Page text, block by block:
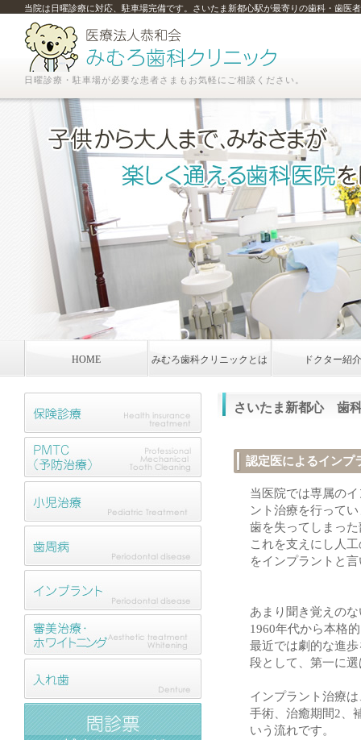
当院は日曜診療に対応、駐車場完備です。さいたま新都心駅が最寄りの歯科・歯医
日曜診療・駐車場が必要な患者さまもお気軽にご相談ください。
HOME みむろ歯科クリニックとは ドクター紹介
さいたま新都心 歯
認定医によるインプ
当医院では専属の
ント治療を行って
歯を失ってしまっ
これを支えにし人
をインプラントと
あまり聞き覚えの
1960年代から本格
最近では劇的な進
段として、第一に
インプラント治療
手術、治癒期間2、
いう流れです。